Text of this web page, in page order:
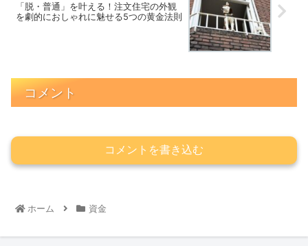
「脱・普通」を叶える！注文住宅の外観
を劇的におしゃれに魅せる5つの黄金法則
コメント
コメントを書き込む
ホーム 資金